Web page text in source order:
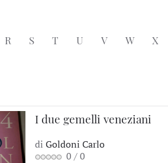
R S T U V W X
I due gemelli veneziani
di Goldoni Carlo
0 /0